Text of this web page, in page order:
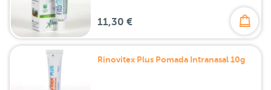
11,30 €
Rinovitex Plus Pomada Intranasal 10g